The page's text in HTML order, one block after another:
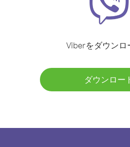
Viberをダウンロ
ダウンロー